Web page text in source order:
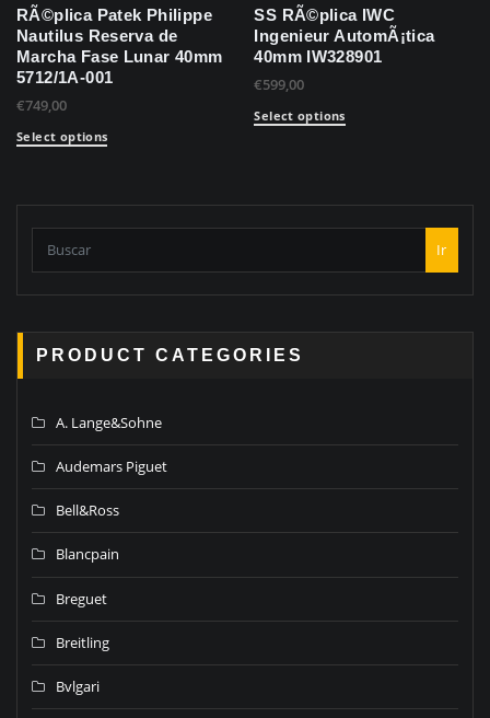
RÃ©plica Patek Philippe
Nautilus Reserva de
Marcha Fase Lunar 40mm
5712/1A-001
€749,00
Select options
SS RÃ©plica IWC
Ingenieur AutomÃ¡tica
40mm IW328901
€599,00
Select options
Ir
PRODUCT CATEGORIES
A. Lange&Sohne
Audemars Piguet
Bell&Ross
Blancpain
Breguet
Breitling
Bvlgari